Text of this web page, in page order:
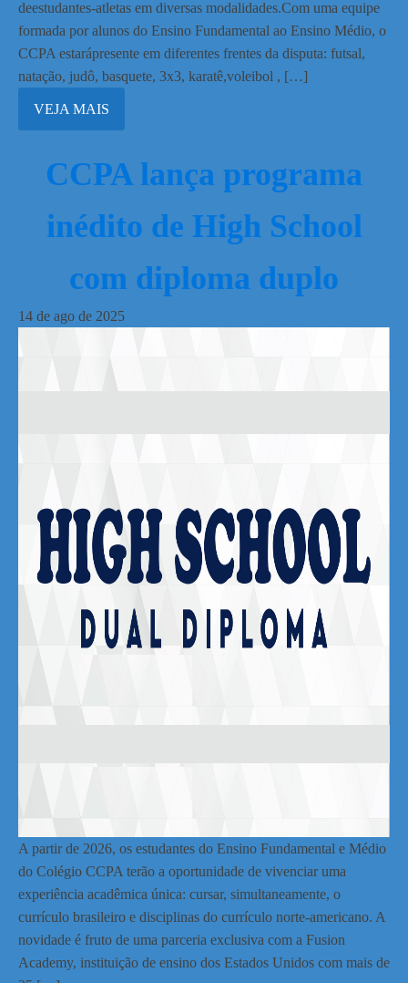
deestudantes-atletas em diversas modalidades.Com uma equipe
formada por alunos do Ensino Fundamental ao Ensino Médio, o
CCPA estarápresente em diferentes frentes da disputa: futsal,
natação, judô, basquete, 3x3, karatê,voleibol , […]
VEJA MAIS
CCPA lança programa
inédito de High School
com diploma duplo
14 de ago de 2025
A partir de 2026, os estudantes do Ensino Fundamental e Médio
do Colégio CCPA terão a oportunidade de vivenciar uma
experiência acadêmica única: cursar, simultaneamente, o
currículo brasileiro e disciplinas do currículo norte-americano. A
novidade é fruto de uma parceria exclusiva com a Fusion
Academy, instituição de ensino dos Estados Unidos com mais de